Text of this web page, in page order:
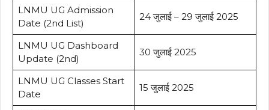
LNMU UG Admission
Date (2nd List)
24 जुलाई – 29 जुलाई 2025
LNMU UG Dashboard
Update (2nd)
30 जुलाई 2025
LNMU UG Classes Start
Date
15 जुलाई 2025